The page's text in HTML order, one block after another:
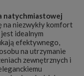
natychmiastowej
na niezwykły komfort
idealnym
efektywnego,
na utrzymanie
zewnętrznych i